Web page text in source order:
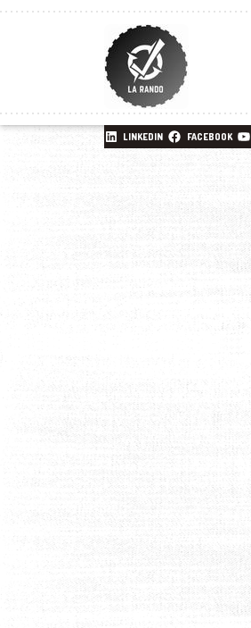
LINKEDIN FACEBOOK